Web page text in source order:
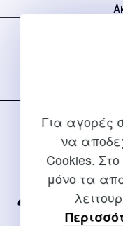
Για αγορές
να
Cookies.
μόνο τα
ΕΠΙΚΟΙΝΩΝΊΑ
Για διευκρινίσεις
Internet
2310 267108